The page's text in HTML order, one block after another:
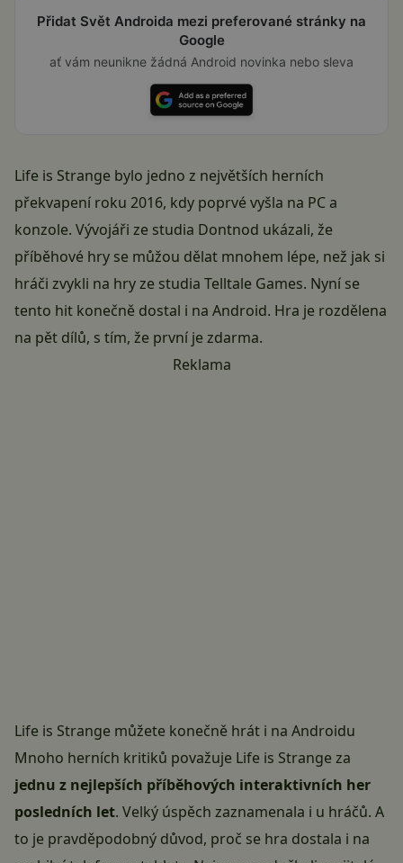
Přidat Svět Androida mezi preferované stránky na
Google
ať vám neunikne žádná Android novinka nebo sleva
Life is Strange bylo jedno z největších herních
překvapení roku 2016, kdy poprvé vyšla na PC a
konzole. Vývojáři ze studia Dontnod ukázali, že
příběhové hry se můžou dělat mnohem lépe, než jak si
hráči zvykli na hry ze studia Telltale Games. Nyní se
tento hit konečně dostal i na Android. Hra je rozdělena
na pět dílů, s tím, že první je zdarma.
Reklama
Life is Strange můžete konečně hrát i na Androidu
Mnoho herních kritiků považuje Life is Strange za
jednu z nejlepších příběhových interaktivních her
posledních let. Velký úspěch zaznamenala i u hráčů. A
to je pravděpodobný důvod, proč se hra dostala i na